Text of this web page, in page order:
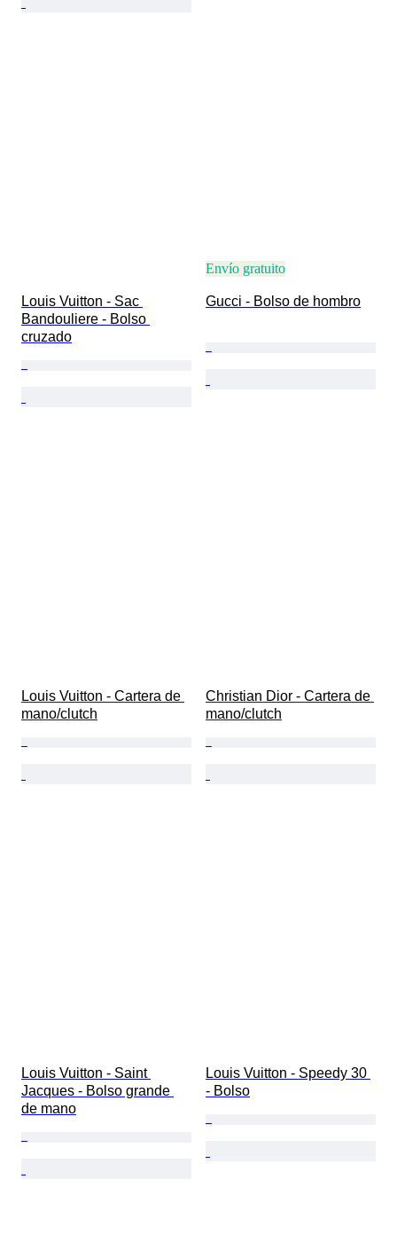
Louis Vuitton - Sac
Bandouliere - Bolso
cruzado
Envío gratuito
Gucci - Bolso de hombro
Louis Vuitton - Cartera de
mano/clutch
Christian Dior - Cartera de
mano/clutch
Louis Vuitton - Saint
Jacques - Bolso grande
de mano
Louis Vuitton - Speedy 30
- Bolso